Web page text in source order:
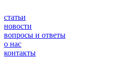
статьи
новости
вопросы и ответы
о нас
контакты